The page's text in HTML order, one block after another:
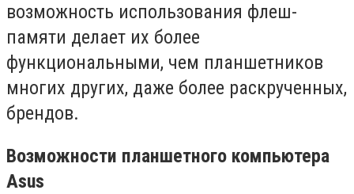
возможность использования флеш-
памяти делает их более
функциональными, чем планшетников
многих других, даже более раскрученных,
брендов.
Возможности планшетного компьютера
Asus